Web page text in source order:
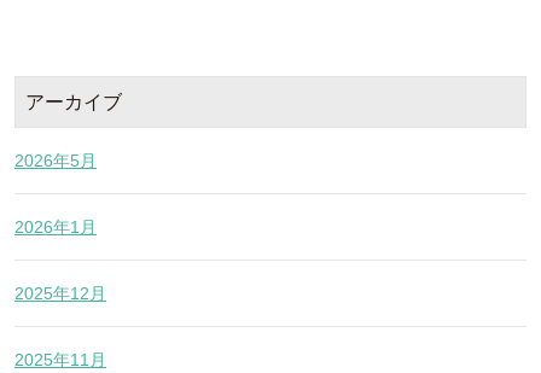
アーカイブ
2026年5月
2026年1月
2025年12月
2025年11月